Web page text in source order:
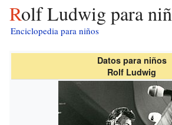
Rolf Ludwig para
Enciclopedia para niños
Datos para niños
Rolf Ludwig